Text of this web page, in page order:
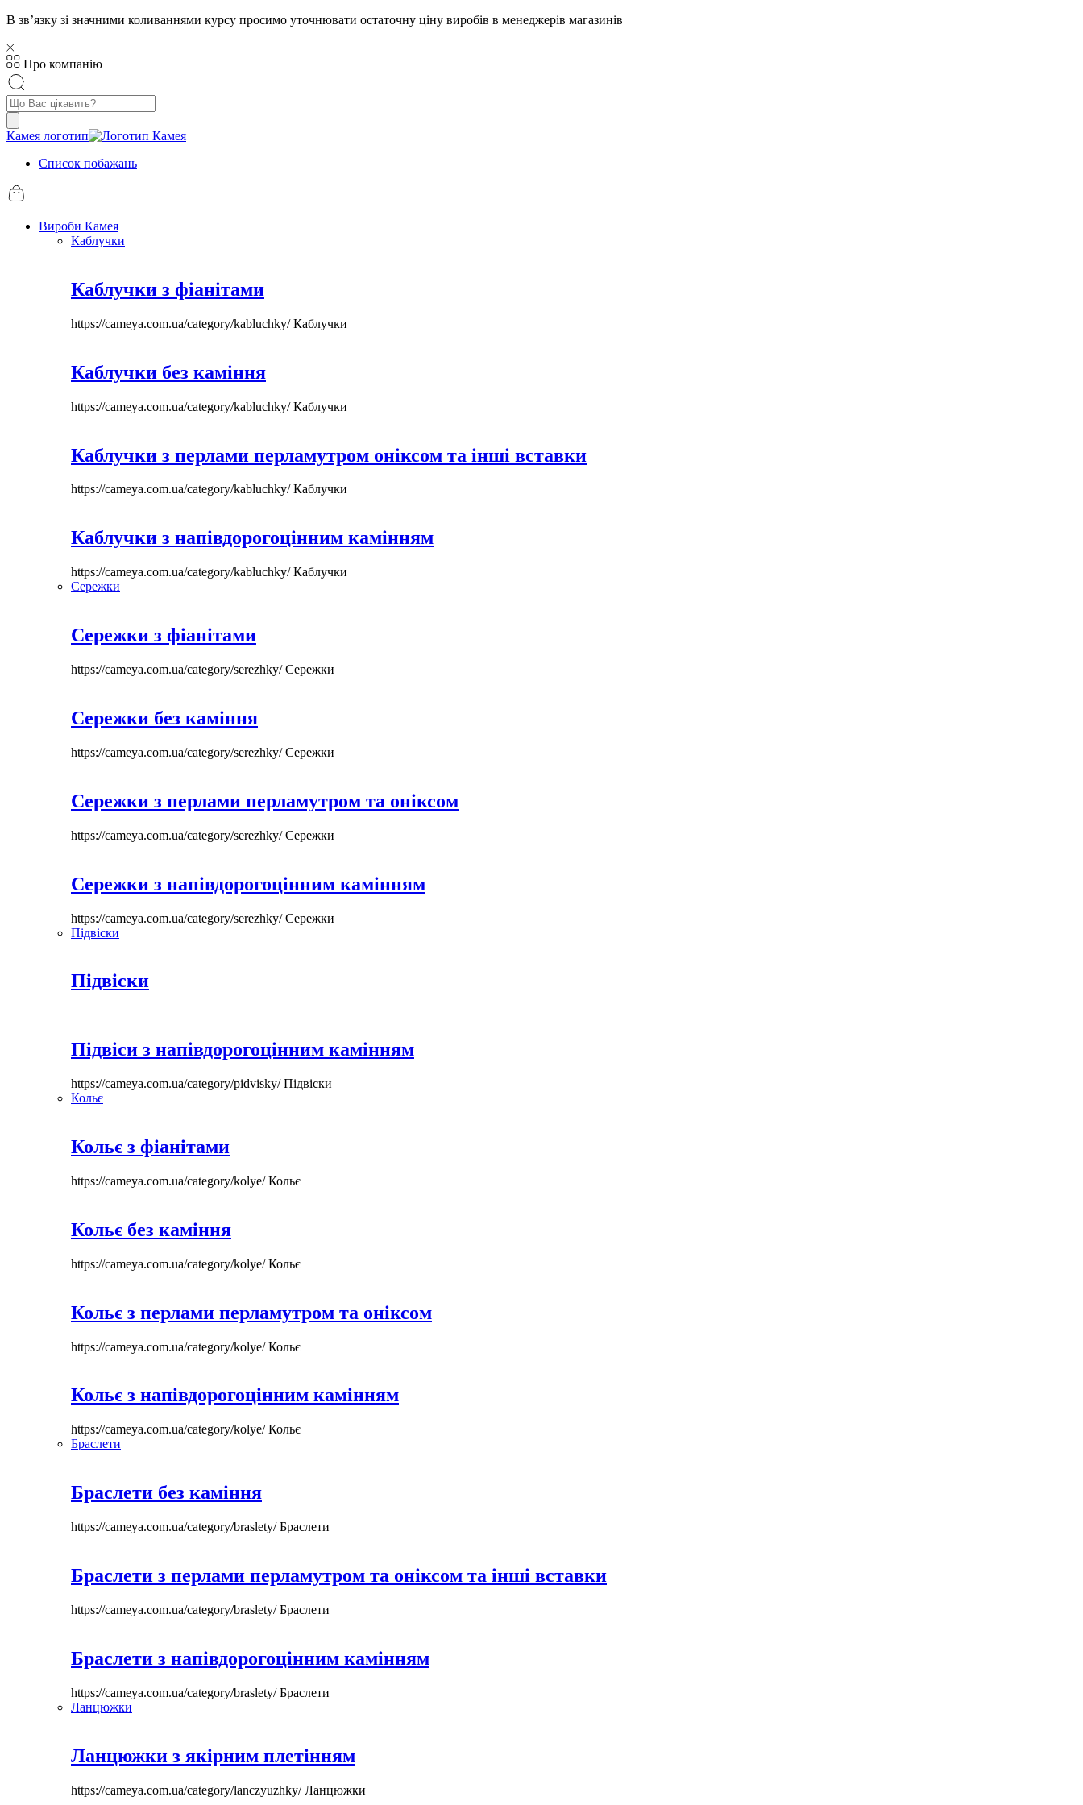
В звʼязку зі значними коливаннями курсу просимо уточнювати остаточну ціну виробів в менеджерів магазинів
Про компанію
Пошук
товарів
Камея логотип
Список побажань
Вироби Камея
Каблучки
Каблучки з фіанітами
https://cameya.com.ua/category/kabluchky/Каблучки
Каблучки без каміння
https://cameya.com.ua/category/kabluchky/Каблучки
Каблучки з перлами перламутром оніксом та інші вставки
https://cameya.com.ua/category/kabluchky/Каблучки
Каблучки з напівдорогоцінним камінням
https://cameya.com.ua/category/kabluchky/Каблучки
Сережки
Сережки з фіанітами
https://cameya.com.ua/category/serezhky/Сережки
Сережки без каміння
https://cameya.com.ua/category/serezhky/Сережки
Сережки з перлами перламутром та оніксом
https://cameya.com.ua/category/serezhky/Сережки
Сережки з напівдорогоцінним камінням
https://cameya.com.ua/category/serezhky/Сережки
Підвіски
Підвіски
Підвіси з напівдорогоцінним камінням
https://cameya.com.ua/category/pidvisky/Підвіски
Кольє
Кольє з фіанітами
https://cameya.com.ua/category/kolye/Кольє
Кольє без каміння
https://cameya.com.ua/category/kolye/Кольє
Кольє з перлами перламутром та оніксом
https://cameya.com.ua/category/kolye/Кольє
Кольє з напівдорогоцінним камінням
https://cameya.com.ua/category/kolye/Кольє
Браслети
Браслети без каміння
https://cameya.com.ua/category/braslety/Браслети
Браслети з перлами перламутром та оніксом та інші вставки
https://cameya.com.ua/category/braslety/Браслети
Браслети з напівдорогоцінним камінням
https://cameya.com.ua/category/braslety/Браслети
Ланцюжки
Ланцюжки з якірним плетінням
https://cameya.com.ua/category/lanczyuzhky/Ланцюжки